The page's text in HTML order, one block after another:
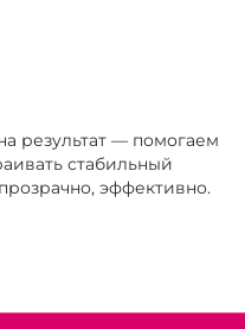
результат — помогаем
стабильный
эффективно.